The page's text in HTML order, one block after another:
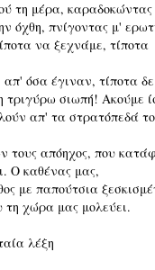
τη μέρα,
όχθη, πνίγοντας μ'
να ξεχνάμε, τίποτα
όσα έγιναν, τίποτα
τριγύρω σιωπή! Ακούμε
απ' τα στρατόπεδά
τους απόηχος, που
Ο καθένας μας,
με παπούτσια
τη χώρα μας μολεύει.
λέξη